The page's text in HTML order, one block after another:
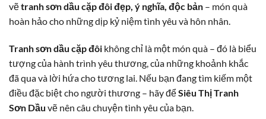
vẽtranh sơn dầu cặp đôi đẹp, ý nghĩa, độc bản – món quà
hoàn hảo cho những dịp kỷ niệm tình yêu và hôn nhân.
Tranh sơn dầu cặp đôi không chỉ là một món quà – đó là biểu
tượng của hành trình yêu thương, của những khoảnh khắc
đã qua và lời hứa cho tương lai. Nếu bạn đang tìm kiếm một
điều đặc biệt cho người thương – hãy đểSiêu Thị Tranh
Sơn Dầu vẽ nên câu chuyện tình yêu của bạn.